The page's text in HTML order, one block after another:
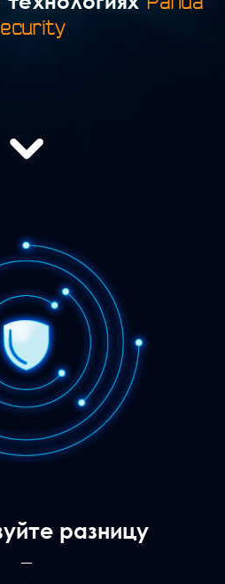
разницу